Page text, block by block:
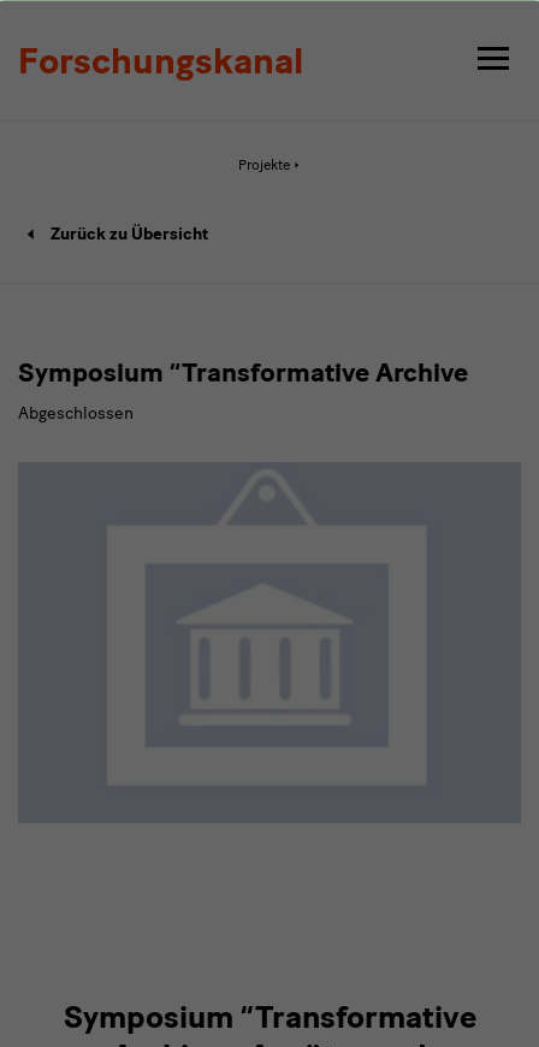
Forschungskanal
Projekte
Projekt
Zurück zu Übersicht
Symposium “Transformative Archive
Abgeschlossen
Symposium “Transformative